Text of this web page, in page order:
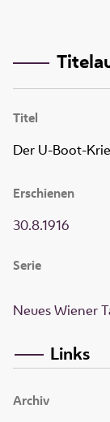
Titel
Der U-Boot-
Erschienen
30.8.1916
Serie
Neues Wiener
Links
Archiv